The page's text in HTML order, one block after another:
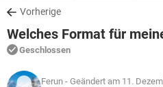
WINDOWS 10
WHATSAPP
FACEBOOK
WINDOWS 10
WHATSAPP
DOWNLOADS
SPIELE
ANDROID
WINDOWS 10
FORUM
SPIELE
LEXIKON
Vorherige
Welches Format für
Geschlossen
Ferun - Geändert am 11.